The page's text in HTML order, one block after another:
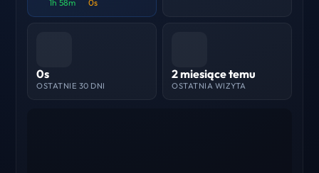
1h 58m 0s
0s
OSTATNIE 30 DNI
2 miesiące temu
OSTATNIA WIZYTA